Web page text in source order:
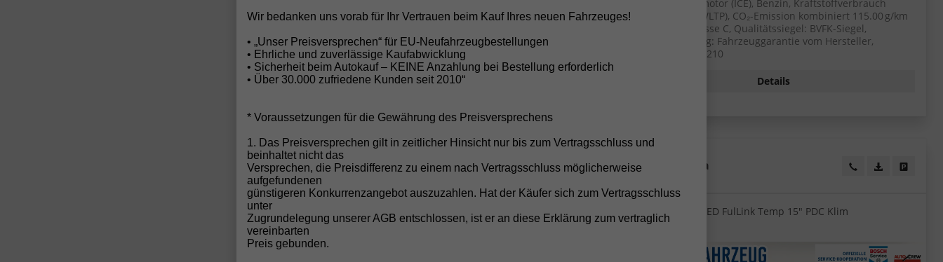
119.00 g/km (WLTP), CO₂-Klasse D, Außenfarbe: Fiord Blau,
Fahrzeuggarantie, Nichtraucher-Fahrzeug, Zustand,
Beschaffenheit: Scheckheftgepflegt, Zustand: unfallfrei,
Fahrzeugnr.: 66024
Verbrennungsmotor (ICE), Benzin, Kraftstoffverbrauch
kombiniert 5 (WLTP), CO₂-Emission kombiniert 115.00 g/km
(WLTP), CO₂-Klasse C, Qualitätssiegel: BVFK-Siegel,
Garantieleistung: Fahrzeuggarantie vom Hersteller,
Fahrzeugnr.: 55210
Details
Seat Ibiza Wir rufen Sie an!
PDF-Datei, Fahrzeugexposé drucken
Angebot drucken
NeuMod LED FullLink Temp 15" PDC Klima
Ibiza Wir rufen Sie an!
PDF-Datei,
NeuMod 5JGarLED FulLink Temp 15" PDC Klim
Wir bedanken uns vorab für Ihr Vertrauen beim Kauf Ihres neuen Fahrzeuges!
• „Unser Preisversprechen“ für EU-Neufahrzeugbestellungen
• Ehrliche und zuverlässige Kaufabwicklung
• Sicherheit beim Autokauf – KEINE Anzahlung bei Bestellung erforderlich
• Über 30.000 zufriedene Kunden seit 2010“
* Voraussetzungen für die Gewährung des Preisversprechens
1. Das Preisversprechen gilt in zeitlicher Hinsicht nur bis zum Vertragsschluss und
beinhaltet nicht das
Versprechen, die Preisdifferenz zu einem nach Vertragsschluss möglicherweise
aufgefundenen
günstigeren Konkurrenzangebot auszuzahlen. Hat der Käufer sich zum Vertragsschluss
unter
Zugrundelegung unserer AGB entschlossen, ist er an diese Erklärung zum vertraglich
vereinbarten
Preis gebunden.